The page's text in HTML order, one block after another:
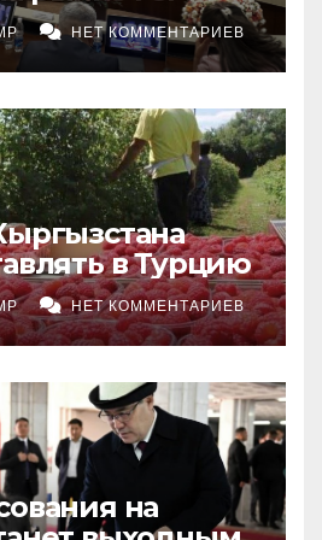
компаниями
НЕТ КОММЕНТАРИЕВ
в Турцию
НЕТ КОММЕНТАРИЕВ
на